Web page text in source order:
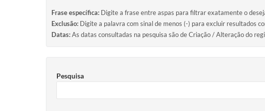
Frase específica: Digite a frase entre aspas para filtrar exatamente o
Exclusão: Digite a palavra com sinal de menos (-) para excluir resultados
Datas:As datas consultadas na pesquisa são de Criação / Alteração do
Pesquisa